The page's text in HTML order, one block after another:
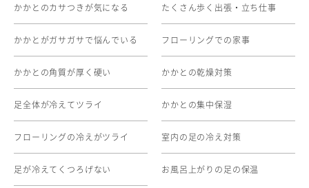
かかとのカサつきが気になる
かかとがガサガサで悩んでいる
かかとの角質が厚く硬い
足全体が冷えてツライ
フローリングの冷えがツライ
足が冷えてくつろげない
たくさん歩く出張・立ち仕事
フローリングでの家事
かかとの乾燥対策
かかとの集中保湿
室内の足の冷え対策
お風呂上がりの足の保温